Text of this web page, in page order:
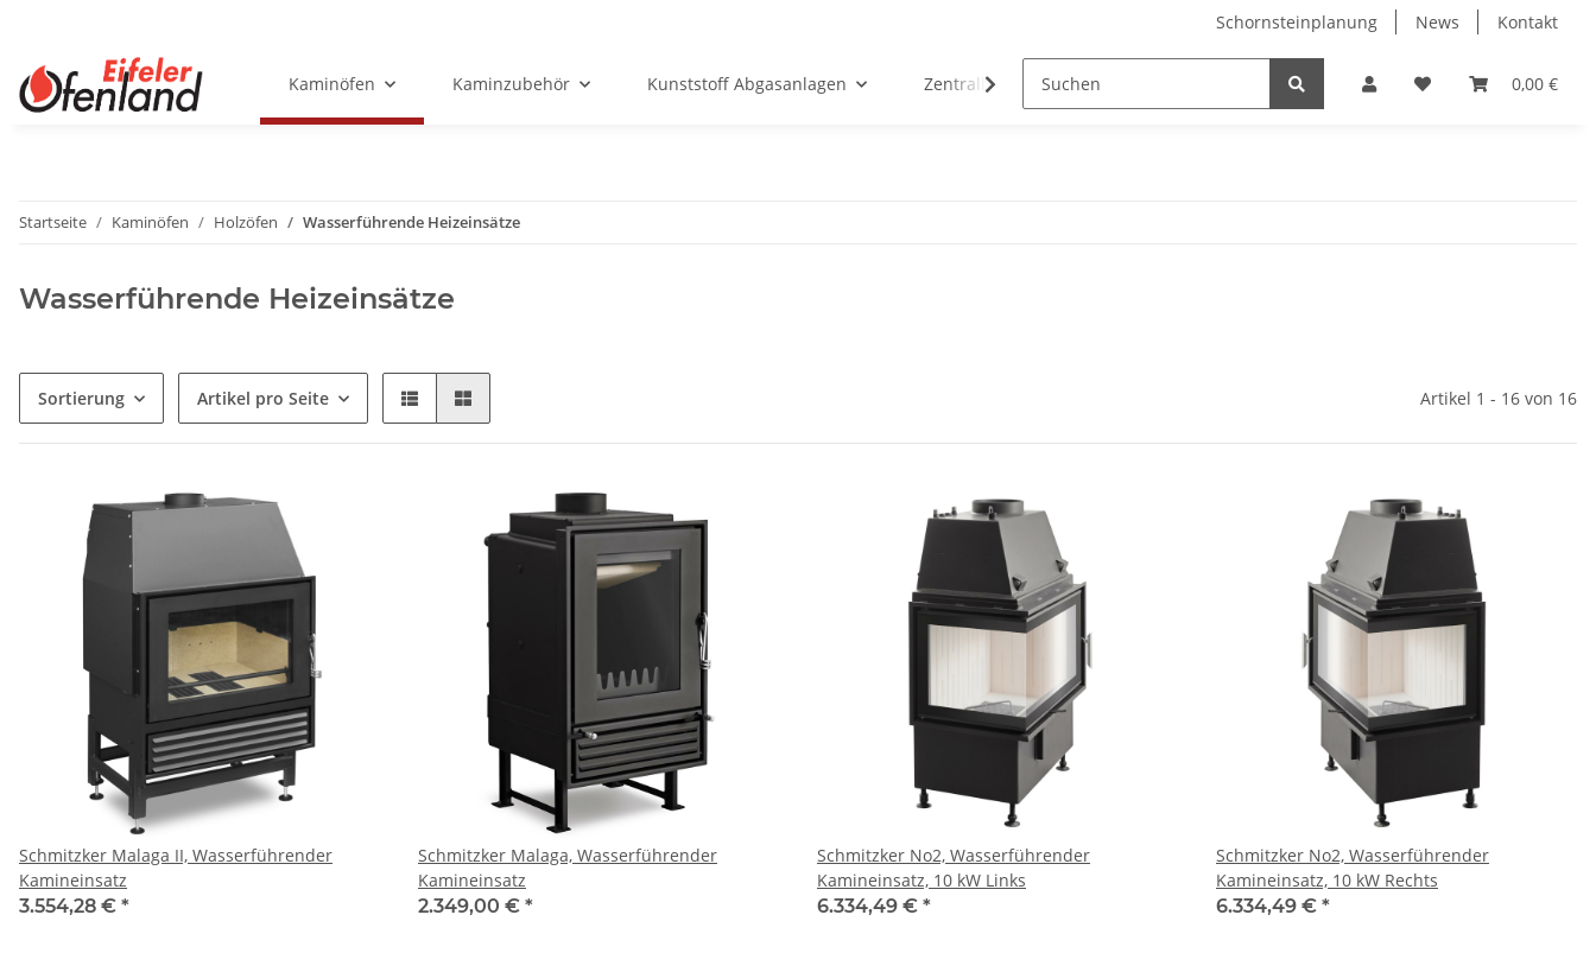
Schornsteinplanung News Kontakt
0,00 €
Kaminöfen Kaminzubehör Kunststoff Abgasanlagen Zentralheizungen
Startseite Kaminöfen Holzöfen Wasserführende Heizeinsätze
Wasserführende Heizeinsätze
Sortierung Artikel pro Seite Artikel 1 - 16 von 16
Schmitzker Malaga II, Wasserführender
Kamineinsatz
3.554,28 € *
Schmitzker Malaga, Wasserführender
Kamineinsatz
2.349,00 € *
Schmitzker No2, Wasserführender
Kamineinsatz, 10 kW Links
6.334,49 € *
Schmitzker No2, Wasserführender
Kamineinsatz, 10 kW Rechts
6.334,49 € *